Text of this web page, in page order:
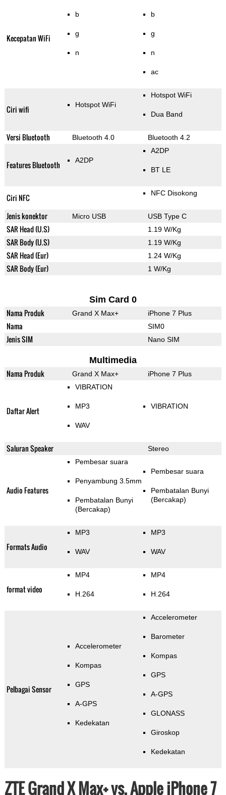
Kecepatan WiFi
b
g
n
b
g
n
ac
Ciri wifi Hotspot WiFi
Hotspot WiFi
Dua Band
Versi Bluetooth Bluetooth 4.0 Bluetooth 4.2
Features Bluetooth A2DP
A2DP
BT LE
Ciri NFC NFC Disokong
Jenis konektor Micro USB USB Type C
SAR Head (U.S) 1.19 W/Kg
SAR Body (U.S) 1.19 W/Kg
SAR Head (Eur) 1.24 W/Kg
SAR Body (Eur) 1 W/Kg
Sim Card 0
Nama Produk Grand X Max+ iPhone 7 Plus
Nama SIM0
Jenis SIM Nano SIM
Multimedia
Nama Produk Grand X Max+ iPhone 7 Plus
Daftar Alert
VIBRATION
MP3
WAV
VIBRATION
Saluran Speaker Stereo
Audio Features
Pembesar suara
Penyambung 3.5mm
Pembatalan Bunyi
(Bercakap)
Pembesar suara
Pembatalan Bunyi
(Bercakap)
Formats Audio
MP3
WAV
MP3
WAV
format video
MP4
H.264
MP4
H.264
Pelbagai Sensor
Accelerometer
Kompas
GPS
A-GPS
Kedekatan
Accelerometer
Barometer
Kompas
GPS
A-GPS
GLONASS
Giroskop
Kedekatan
ZTE Grand X Max+ vs. Apple iPhone 7